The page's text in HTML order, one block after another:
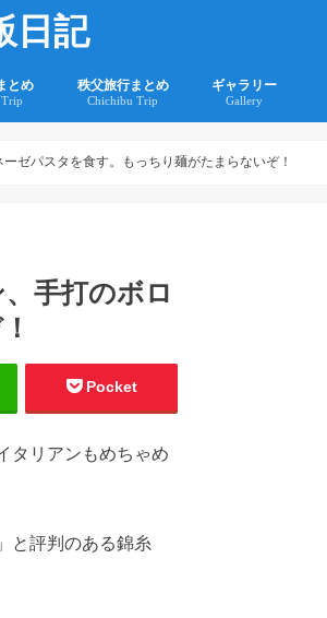
日記
とめ 秩父旅行まとめ
Chichibu Trip
ギャラリー
Gallery
ゼパスタを食す。もっちり麺がたまらないぞ！
手打のボロ
Pocket
タリアンもめちゃめ
と評判のある錦糸